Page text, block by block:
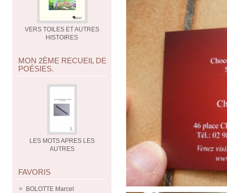
VERS TOILES ET AUTRES
HISTOIRES
MON 2ÈME RECUEIL DE
POÉSIES.
LES MOTS APRES LES
AUTRES
FAVORIS
BOLOTTE Marcel